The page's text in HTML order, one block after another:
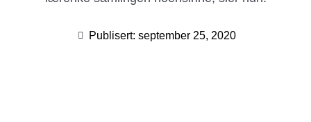
Publisert: september 25, 2020